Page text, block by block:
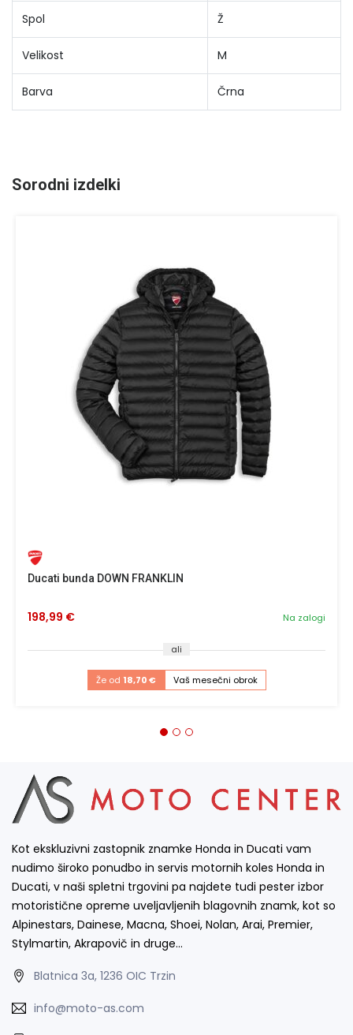
Spol Ž
Velikost M
Barva Črna
Sorodni izdelki
Ducati bunda DOWN FRANKLIN
Na zalogi
198,99 €
ali
Že od 18,70 € Vaš mesečni obrok
Kot ekskluzivni zastopnik znamke Honda in Ducati vam
nudimo široko ponudbo in servis motornih koles Honda in
Ducati, v naši spletni trgovini pa najdete tudi pester izbor
motoristične opreme uveljavljenih blagovnih znamk, kot so
Alpinestars, Dainese, Macna, Shoei, Nolan, Arai, Premier,
Stylmartin, Akrapovič in druge…
Blatnica 3a, 1236 OIC Trzin
info@moto-as.com